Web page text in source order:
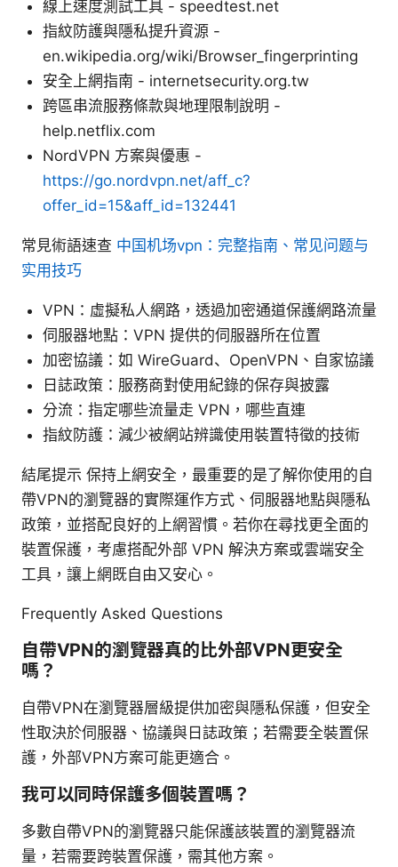
線上速度測試工具 - speedtest.net
指紋防護與隱私提升資源 -
en.wikipedia.org/wiki/Browser_fingerprinting
安全上網指南 - internetsecurity.org.tw
跨區串流服務條款與地理限制說明 -
help.netflix.com
NordVPN 方案與優惠 -
https://go.nordvpn.net/aff_c?
offer_id=15&aff_id=132441
常見術語速查 中国机场vpn：完整指南、常见问题与
实用技巧
VPN：虛擬私人網路，透過加密通道保護網路流量
伺服器地點：VPN 提供的伺服器所在位置
加密協議：如 WireGuard、OpenVPN、自家協議
日誌政策：服務商對使用紀錄的保存與披露
分流：指定哪些流量走 VPN，哪些直連
指紋防護：減少被網站辨識使用裝置特徵的技術
結尾提示 保持上網安全，最重要的是了解你使用的自
帶VPN的瀏覽器的實際運作方式、伺服器地點與隱私
政策，並搭配良好的上網習慣。若你在尋找更全面的
裝置保護，考慮搭配外部 VPN 解決方案或雲端安全
工具，讓上網既自由又安心。
Frequently Asked Questions
自帶VPN的瀏覽器真的比外部VPN更安全
嗎？
自帶VPN在瀏覽器層級提供加密與隱私保護，但安全
性取決於伺服器、協議與日誌政策；若需要全裝置保
護，外部VPN方案可能更適合。
我可以同時保護多個裝置嗎？
多數自帶VPN的瀏覽器只能保護該裝置的瀏覽器流
量，若需要跨裝置保護，需其他方案。